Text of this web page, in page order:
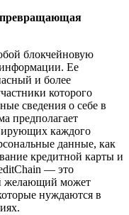
превращающая
блокчейновую
Ее
и более
которого
сведения о себе в
предполагает
каждого
данные, как
кредитной карты и
— это
желающий может
нуждаются в